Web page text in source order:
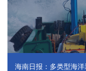
海南日报：多类型海